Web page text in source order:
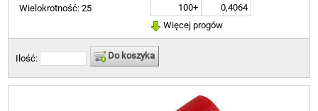
Wielokrotność: 25
100+
0,4064
Więcej progów
Ilość: Do koszyka